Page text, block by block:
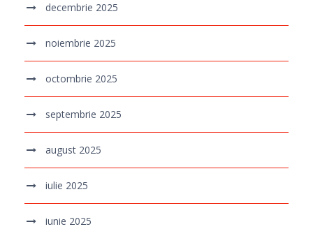
decembrie 2025
noiembrie 2025
octombrie 2025
septembrie 2025
august 2025
iulie 2025
iunie 2025